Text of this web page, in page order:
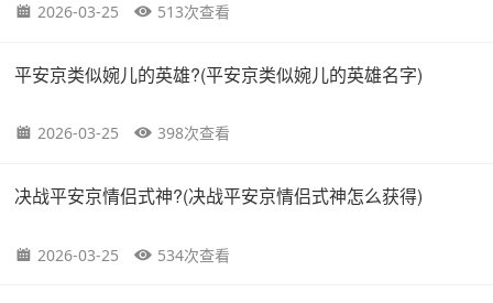
2026-03-25 513次查看
平安京类似婉儿的英雄?(平安京类似婉儿的英雄名字)
2026-03-25 398次查看
决战平安京情侣式神?(决战平安京情侣式神怎么获得)
2026-03-25 534次查看